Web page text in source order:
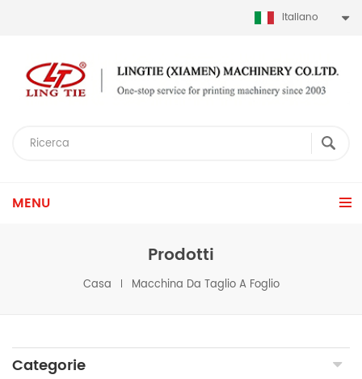
Italiano
MENU
Prodotti
Casa Macchina Da Taglio A Foglio
Categorie